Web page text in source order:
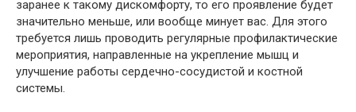
заранее к такому дискомфорту, то его проявление будет
значительно меньше, или вообще минует вас. Для этого
требуется лишь проводить регулярные профилактические
мероприятия, направленные на укрепление мышц и
улучшение работы сердечно-сосудистой и костной
системы.